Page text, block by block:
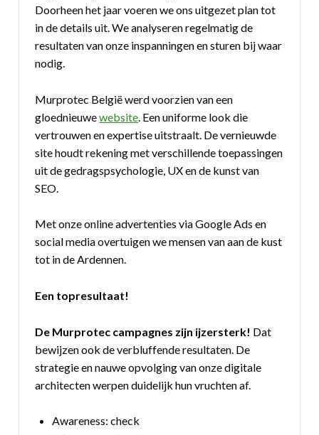
Doorheen het jaar voeren we ons uitgezet plan tot
in de details uit. We analyseren regelmatig de
resultaten van onze inspanningen en sturen bij waar
nodig.
Murprotec België werd voorzien van een
gloednieuwewebsite . Een uniforme look die
vertrouwen en expertise uitstraalt. De vernieuwde
site houdt rekening met verschillende toepassingen
uit de gedragspsychologie, UX en de kunst van
SEO.
Met onze online advertenties via Google Ads en
social media overtuigen we mensen van aan de kust
tot in de Ardennen.
Een topresultaat!
De Murprotec campagnes zijn ijzersterk! Dat
bewijzen ook de verbluffende resultaten. De
strategie en nauwe opvolging van onze digitale
architecten werpen duidelijk hun vruchten af.
Awareness: check